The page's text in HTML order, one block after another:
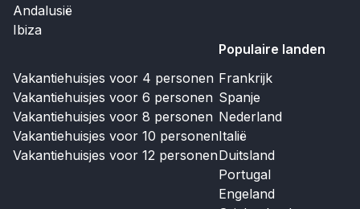
Andalusië
Ibiza
Vakantiehuisjes voor 4 personen
Vakantiehuisjes voor 6 personen
Vakantiehuisjes voor 8 personen
Vakantiehuisjes voor 10 personen
Vakantiehuisjes voor 12 personen
Populaire landen
Frankrijk
Spanje
Nederland
Italië
Duitsland
Portugal
Engeland